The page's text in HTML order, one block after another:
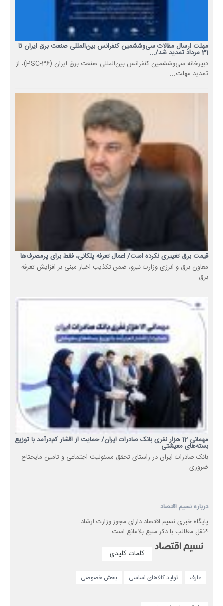
مهلت ارسال مقالات سی‌وششمین کنفرانس بین‌المللی صنعت برق ایران تا
31 مرداد تمدید شد/...
دبیرخانه سی‌وششمین کنفرانس بین‌المللی صنعت برق ایران (PSC-36)، از
تمدید مهلت...
قیمت برق تغییری نکرده است/ اعمال تعرفه پلکانی، فقط برای پرمصرف‌ها
معاون برق و انرژی وزارت نیرو، ضمن تکذیب اخبار مبنی بر افزایش تعرفه
برق...
مهمانی 12 هزار نفری بانک صادرات ایران/ حمایت از اقشار کم‌درآمد با توزیع
بسته‌های معیشتی
​بانک صادرات ایران در راستای تحقق مسئولیت اجتماعی و تامین مایحتاج
ضروری...
درباره نسیم اقتصاد
پایگاه خبری نسیم اقتصاد دارای مجوز وزارت ارشاد
*نقل مطالب با ذکر منبع بلامانع است.
کلمات کلیدی
عارف تولید کالاهای اساسی بخش خصوصی